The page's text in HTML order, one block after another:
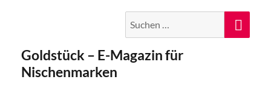
nach:
Goldstück – E-Magazin für
Nischenmarken